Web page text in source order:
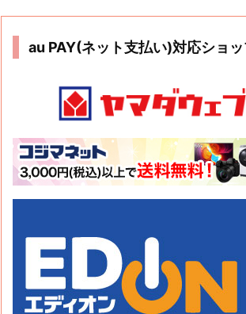
au PAY(ネット支払い)対応ショ